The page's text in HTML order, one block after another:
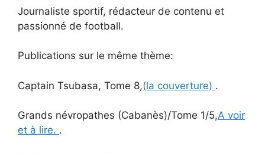
Journaliste sportif, rédacteur de contenu et
passionné de football.
Publications sur le même thème:
Captain Tsubasa, Tome 8,(la couverture) .
Grands névropathes (Cabanès)/Tome 1/5,A voir
et à lire. .